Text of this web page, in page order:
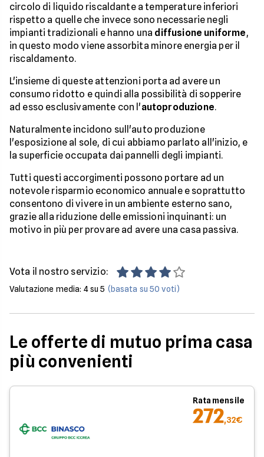
circolo di liquido riscaldante a temperature inferiori
rispetto a quelle che invece sono necessarie negli
impianti tradizionali e hanno una diffusione uniforme,
in questo modo viene assorbita minore energia per il
riscaldamento.
L'insieme di queste attenzioni porta ad avere un
consumo ridotto e quindi alla possibilità di sopperire
ad esso esclusivamente con l'autoproduzione.
Naturalmente incidono sull'auto produzione
l'esposizione al sole, di cui abbiamo parlato all'inizio, e
la superficie occupata dai pannelli degli impianti.
Tutti questi accorgimenti possono portare ad un
notevole risparmio economico annuale e soprattutto
consentono di vivere in un ambiente esterno sano,
grazie alla riduzione delle emissioni inquinanti: un
motivo in più per provare ad avere una casa passiva.
Vota il nostro servizio:
Valutazione media: 4su 5 (basata su50 voti)
Le offerte di mutuo prima casa
più convenienti
Rata mensile
272,32€